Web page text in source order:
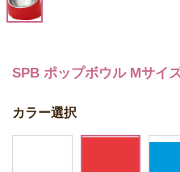
SPB ポップボウル Mサイ
カラー選択